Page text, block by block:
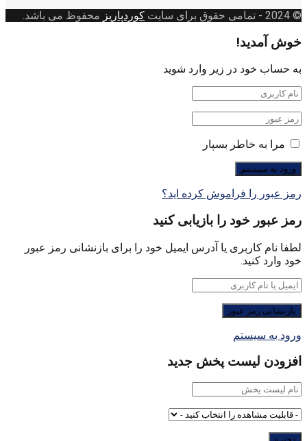
© 2024
- تمامی حقوق برای سایت کوردپاریز محفوظ می باشد.
خوش آمدید!
به حساب خود در زیر وارد شوید
مرا به خاطر بسپار
رمز عبور را فراموش کرده اید؟
رمز عبور خود را بازیابی کنید
لطفا نام کاربری یا آدرس ایمیل خود را برای بازنشانی رمز عبور
خود وارد کنید.
ورود به سیستم
افزودن لیست پخش جدید